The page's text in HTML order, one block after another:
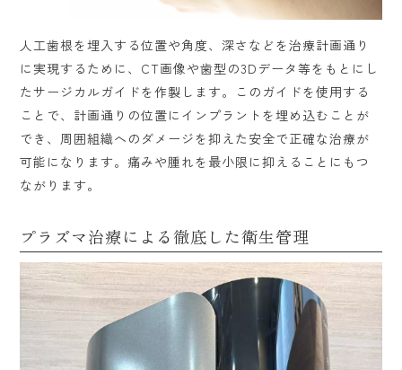
人工歯根を埋入する位置や角度、深さなどを治療計画通り
に実現するために、CT画像や歯型の3Dデータ等をもとにし
たサージカルガイドを作製します。このガイドを使用する
ことで、計画通りの位置にインプラントを埋め込むことが
でき、周囲組織へのダメージを抑えた安全で正確な治療が
可能になります。痛みや腫れを最小限に抑えることにもつ
ながります。
プラズマ治療による徹底した衛生管理